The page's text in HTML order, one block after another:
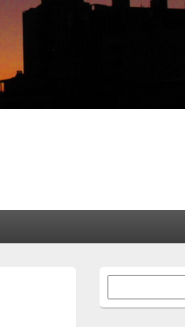
Primary
Widget
尋